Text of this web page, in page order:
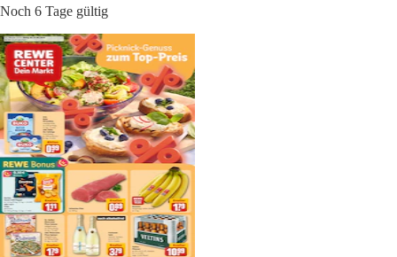
Noch 6 Tage gültig